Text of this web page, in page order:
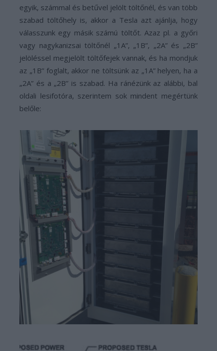
egyik, számmal és betűvel jelölt töltőnél, és van több
szabad töltőhely is, akkor a Tesla azt ajánlja, hogy
válasszunk egy másik számú töltőt. Azaz pl. a győri
vagy nagykanizsai töltőnél „1A”, „1B”, „2A” és „2B”
jelöléssel megjelölt töltőfejek vannak, és ha mondjuk
az „1B” foglalt, akkor ne töltsünk az „1A” helyen, ha a
„2A” és a „2B” is szabad. Ha ránézünk az alábbi, bal
oldali lesifotóra, szerintem sok mindent megértünk
belőle: